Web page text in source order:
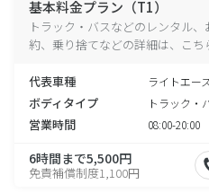
基本料金プラン（T1）
トラック・バスなどのレンタル
約、乗り捨てなどの詳細は、こ
代表車種
ライトエー
ボディタイプ トラック・
営業時間 08:00-20:00
6時間まで5,500円
免責補償制度1,100円